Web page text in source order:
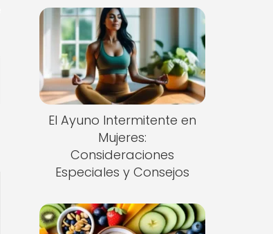
El Ayuno Intermitente en
Mujeres:
Consideraciones
Especiales y Consejos